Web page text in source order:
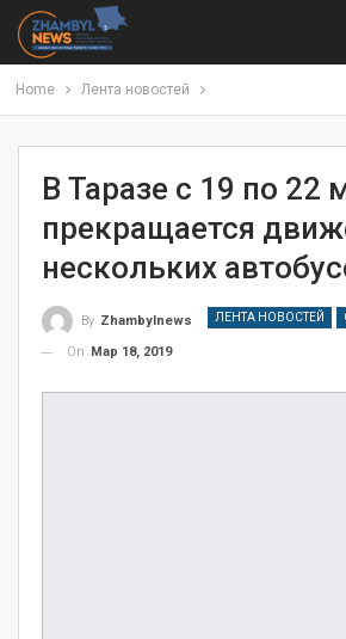
Home Лента новостей
В Таразе с 19 по 22
прекращается
нескольких
ЛЕНТА НОВОСТЕЙ
By Zhambylnews
On
Мар 18, 2019